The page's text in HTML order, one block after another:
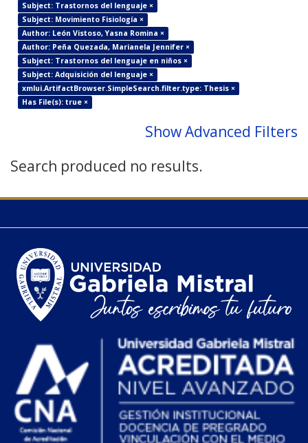
Subject: Trastornos del lenguaje ×
Subject: Movimiento Fisiología ×
Author: León Vistoso, Yasna Romina ×
Author: Peña Quezada, Marianela Jennifer ×
Subject: Trastornos del lenguaje en niños ×
Subject: Adquisición del lenguaje ×
xmlui.ArtifactBrowser.SimpleSearch.filter.type: Thesis ×
Has File(s): true ×
Show Advanced Filters
Search produced no results.